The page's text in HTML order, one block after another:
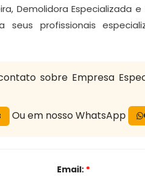
Demolidora Especializada
seus profissionais
sobre Empresa
Ou em nosso WhatsApp
Email: *